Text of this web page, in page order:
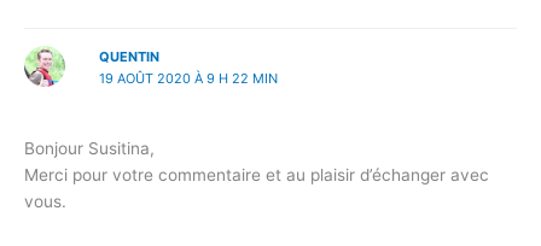
QUENTIN
19 AOÛT 2020 À 9 H 22 MIN
Bonjour Susitina,
Merci pour votre commentaire et au plaisir d’échanger avec
vous.